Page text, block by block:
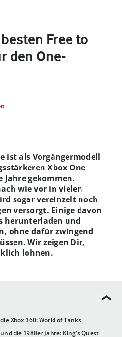
Free to
den One-
Xbox 360: World of Tanks
die 1980er Jahre: King's Quest
ist als Vorgängermodell
Xbox One
gekommen.
wie vor in vielen
sogar vereinzelt noch
versorgt. Einige davon
herunterladen und
ohne dafür zwingend
Wir zeigen Dir,
lohnen.